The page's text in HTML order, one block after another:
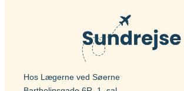
Vacciner
BCG vaccine (BCG Vaccine “AJ
Hos Lægerne ved Søerne